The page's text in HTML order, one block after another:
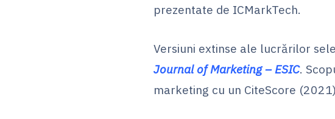
prezentate de ICMarkTech.
Versiuni extinse ale lucrărilor
Journal of Marketing – ESIC.
marketing cu un CiteScore